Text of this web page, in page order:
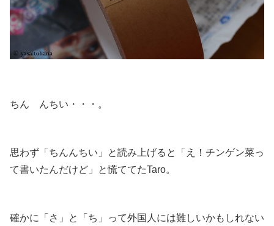
ちん んちい・・・。
思わず「ちんんちい」と読み上げると「え！チンゲン菜っ
て書いたんだけど」と慌ててたTaro。
確かに「さ」と「ち」って外国人には難しいかもしれない